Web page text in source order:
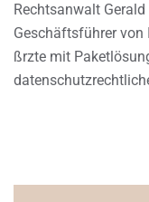
Rechtsanwalt
Geschäftsführer von
ßrzte mit